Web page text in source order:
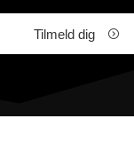
Tilmeld dig